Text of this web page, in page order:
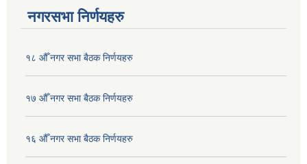
नगरसभा निर्णयहरु
१८ औँ नगर सभा बैठक निर्णयहरु
१७ औँ नगर सभा बैठक निर्णयहरु
१६ औँ नगर सभा बैठक निर्णयहरु